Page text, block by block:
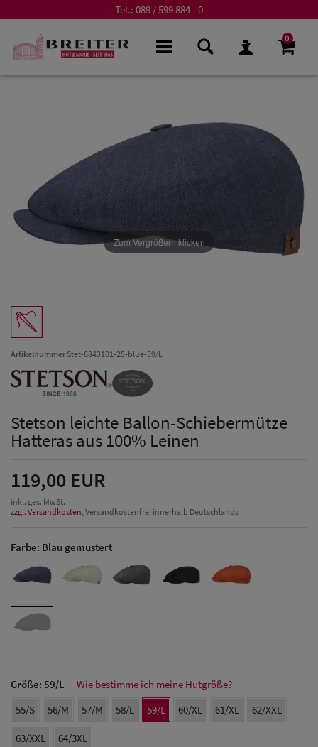
Tel.: 089 / 599 884 - 0
0
Herren
Herren UV-
Zum Vergrößern klicken
ArtikelnummerStet-6843101-25-blue-59/L
Stetson leichte Ballon-Schiebermütze
Hatteras aus 100% Leinen
119,00 EUR
inkl. ges. MwSt.
zzgl. Versandkosten, Versandkostenfrei innerhalb Deutschlands
Farbe: Blau gemustert
Größe: 59/L
Wie bestimme ich meine Hutgröße?
55/S
56/M 57/M 58/L 59/L 60/XL 61/XL 62/XXL
63/XXL 64/3XL